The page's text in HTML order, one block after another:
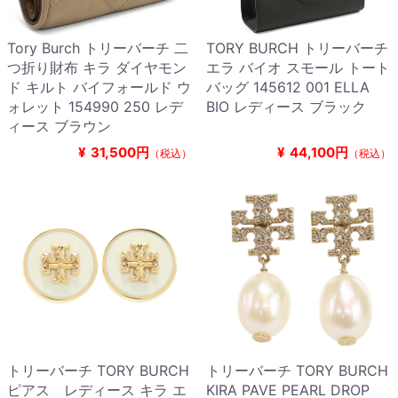
Tory Burch トリーバーチ 二
つ折り財布 キラ ダイヤモン
ド キルト バイフォールド ウ
ォレット 154990 250 レデ
ィース ブラウン
¥ 31,500円 （税込）
TORY BURCH トリーバーチ
エラ バイオ スモール トート
バッグ 145612 001 ELLA
BIO レディース ブラック
¥ 44,100円 （税込）
トリーバーチ TORY BURCH
ピアス レディース キラ エ
トリーバーチ TORY BURCH
KIRA PAVE PEARL DROP